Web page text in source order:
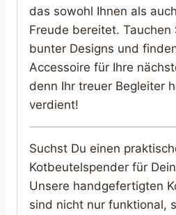
das sowohl Ihnen als
Freude bereitet. Tauchen
bunter Designs und
Accessoire für Ihre
denn Ihr treuer Begleiter
verdient!
Suchst Du einen
Kotbeutelspender für
Unsere handgefertigten
sind nicht nur funktional,